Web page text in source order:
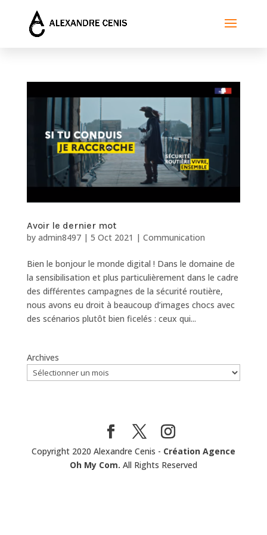
Avoir le dernier mot
by admin8497| 5 Oct 2021 | Communication
Bien le bonjour le monde digital ! Dans le domaine de
la sensibilisation et plus particulièrement dans le cadre
des différentes campagnes de la sécurité routière,
nous avons eu droit à beaucoup d’images chocs avec
des scénarios plutôt bien ficelés : ceux qui...
Archives
Copyright 2020 Alexandre Cenis - Création Agence
Oh My Com. All Rights Reserved